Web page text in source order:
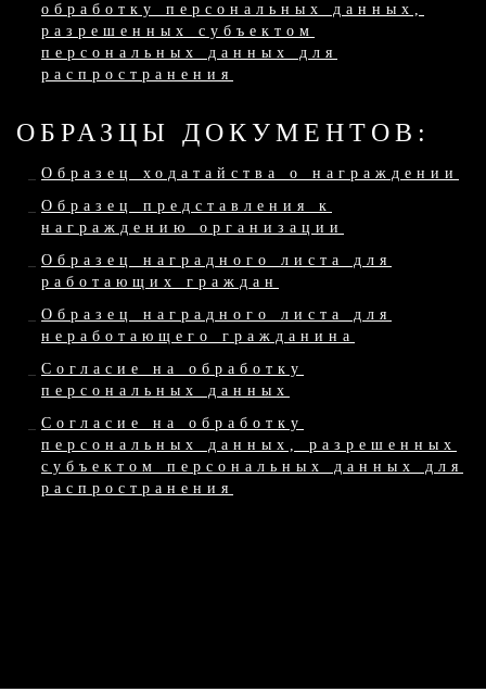
обработку персональных данных,
разрешенных субъектом
персональных данных для
распространения
ОБРАЗЦЫ ДОКУМЕНТОВ:
Образец ходатайства о награждении
Образец представления к
награждению организации
Образец наградного листа для
работающих граждан
Образец наградного листа для
неработающего гражданина
Согласие на обработку
персональных данных
Согласие на обработку
персональных данных, разрешенных
субъектом персональных данных для
распространения